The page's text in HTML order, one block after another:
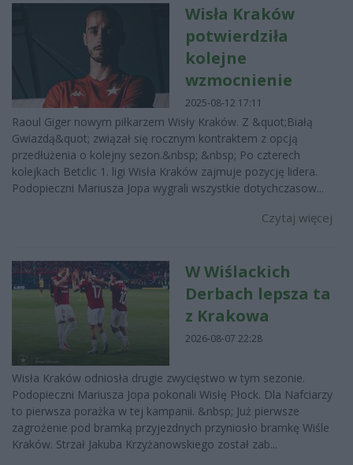
Wisła Kraków
potwierdziła
kolejne
wzmocnienie
2025-08-12 17:11
Raoul Giger nowym piłkarzem Wisły Kraków. Z &quot;Białą
Gwiazdą&quot; związał się rocznym kontraktem z opcją
przedłużenia o kolejny sezon.&nbsp; &nbsp; Po czterech
kolejkach Betclic 1. ligi Wisła Kraków zajmuje pozycję lidera.
Podopieczni Mariusza Jopa wygrali wszystkie dotychczasow...
Czytaj więcej
W Wiślackich
Derbach lepsza ta
z Krakowa
2026-08-07 22:28
Wisła Kraków odniosła drugie zwycięstwo w tym sezonie.
Podopieczni Mariusza Jopa pokonali Wisłę Płock. Dla Nafciarzy
to pierwsza porażka w tej kampanii. &nbsp; Już pierwsze
zagrożenie pod bramką przyjezdnych przyniosło bramkę Wiśle
Kraków. Strzał Jakuba Krzyżanowskiego został zab...